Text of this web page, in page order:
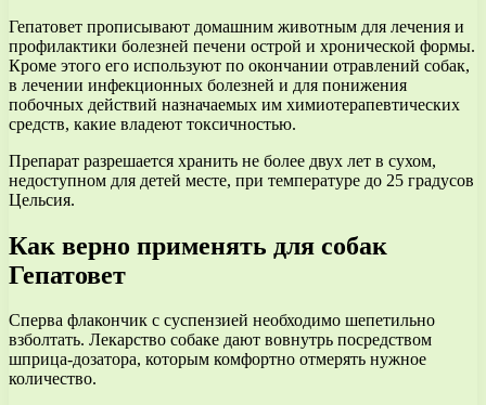
Гепатовет прописывают домашним животным для лечения и
профилактики болезней печени острой и хронической формы.
Кроме этого его используют по окончании отравлений собак,
в лечении инфекционных болезней и для понижения
побочных действий назначаемых им химиотерапевтических
средств, какие владеют токсичностью.
Препарат разрешается хранить не более двух лет в сухом,
недоступном для детей месте, при температуре до 25 градусов
Цельсия.
Как верно применять для собак
Гепатовет
Сперва флакончик с суспензией необходимо шепетильно
взболтать. Лекарство собаке дают вовнутрь посредством
шприца-дозатора, которым комфортно отмерять нужное
количество.